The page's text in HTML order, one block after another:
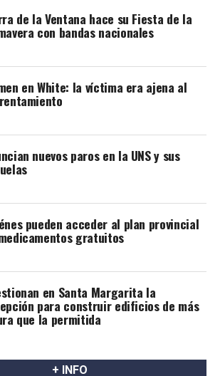
de la Ventana hace su Fiesta de la
con bandas nacionales
en White: la víctima era ajena al
nuevos paros en la UNS y sus
pueden acceder al plan provincial
gratuitos
en Santa Margarita la
para construir edificios de más
que la permitida
+ INFO